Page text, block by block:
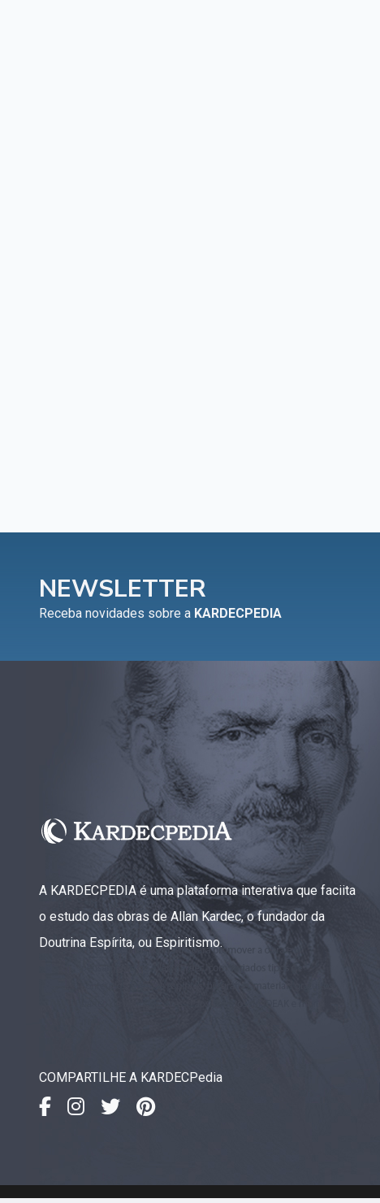
NEWSLETTER
Receba novidades sobre a KARDECPEDIA
A KARDECPEDIA é uma plataforma interativa que faciita
o estudo das obras de Allan Kardec, o fundador da
Doutrina Espírita, ou Espiritismo.
COMPARTILHE A KARDECPedia